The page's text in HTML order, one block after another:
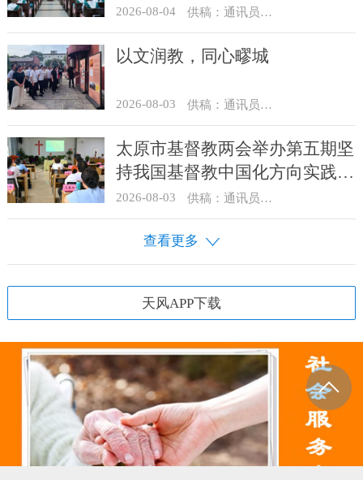
2026-08-04 供稿：通讯员 景健美
以文润教，同心疁城
2026-08-03 供稿：通讯员 景健美
太原市基督教两会举办第五期坚
持我国基督教中国化方向实践能
力专题培训
2026-08-03 供稿：通讯员 王建春 摄影：史爱梅
查看更多
天风APP下载